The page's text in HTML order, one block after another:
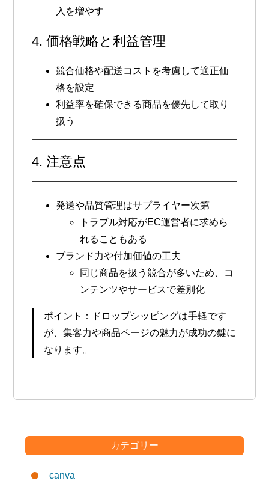
入を増やす
4. 価格戦略と利益管理
競合価格や配送コストを考慮して適正価
格を設定
利益率を確保できる商品を優先して取り
扱う
4. 注意点
発送や品質管理はサプライヤー次第
トラブル対応がEC運営者に求めら
れることもある
ブランド力や付加価値の工夫
同じ商品を扱う競合が多いため、コ
ンテンツやサービスで差別化
ポイント：ドロップシッピングは手軽です
が、集客力や商品ページの魅力が成功の鍵に
なります。
カテゴリー
canva